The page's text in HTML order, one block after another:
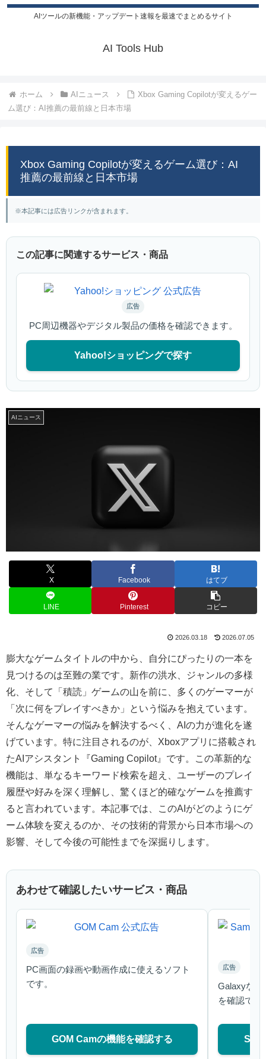
AIツールの新機能・アップデート速報を最速でまとめるサイト
AI Tools Hub
ホーム AIニュース
Xbox Gaming Copilotが変えるゲー
ム選び：AI推薦の最前線と日本市場
Xbox Gaming Copilotが変えるゲーム選び：AI
推薦の最前線と日本市場
※本記事には広告リンクが含まれます。
この記事に関連するサービス・商品
広告
PC周辺機器やデジタル製品の価格を確認できます。
Yahoo!ショッピングで探す
AIニュース
X Facebook はてブ
LINE Pinterest コピー
2026.03.18 2026.07.05
膨大なゲームタイトルの中から、自分にぴったりの一本を
見つけるのは至難の業です。新作の洪水、ジャンルの多様
化、そして「積読」ゲームの山を前に、多くのゲーマーが
「次に何をプレイすべきか」という悩みを抱えています。
そんなゲーマーの悩みを解決するべく、AIの力が進化を遂
げています。特に注目されるのが、Xboxアプリに搭載され
たAIアシスタント『Gaming Copilot』です。この革新的な
機能は、単なるキーワード検索を超え、ユーザーのプレイ
履歴や好みを深く理解し、驚くほど的確なゲームを推薦す
ると言われています。本記事では、このAIがどのようにゲ
ーム体験を変えるのか、その技術的背景から日本市場への
影響、そして今後の可能性までを深掘りします。
あわせて確認したいサービス・商品
広告
PC画面の録画や動画作成に使えるソフト
です。
GOM Camの機能を確認する
広告
Galaxyなど
を確認でき